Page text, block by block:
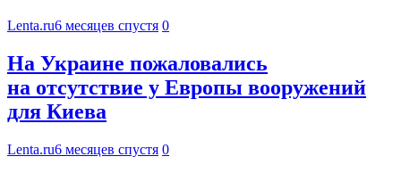
Lenta.ru6 месяцев спустя 0
На Украине пожаловались
на отсутствие у Европы вооружений
для Киева
Lenta.ru6 месяцев спустя 0